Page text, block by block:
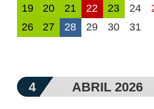
19
20 21 22 23 24
26
27 28 29 30 31
4 ABRIL 2026